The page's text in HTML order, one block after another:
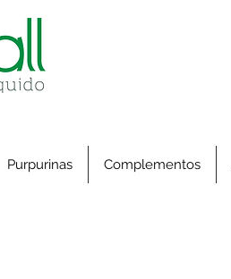
Purpurinas Complementos